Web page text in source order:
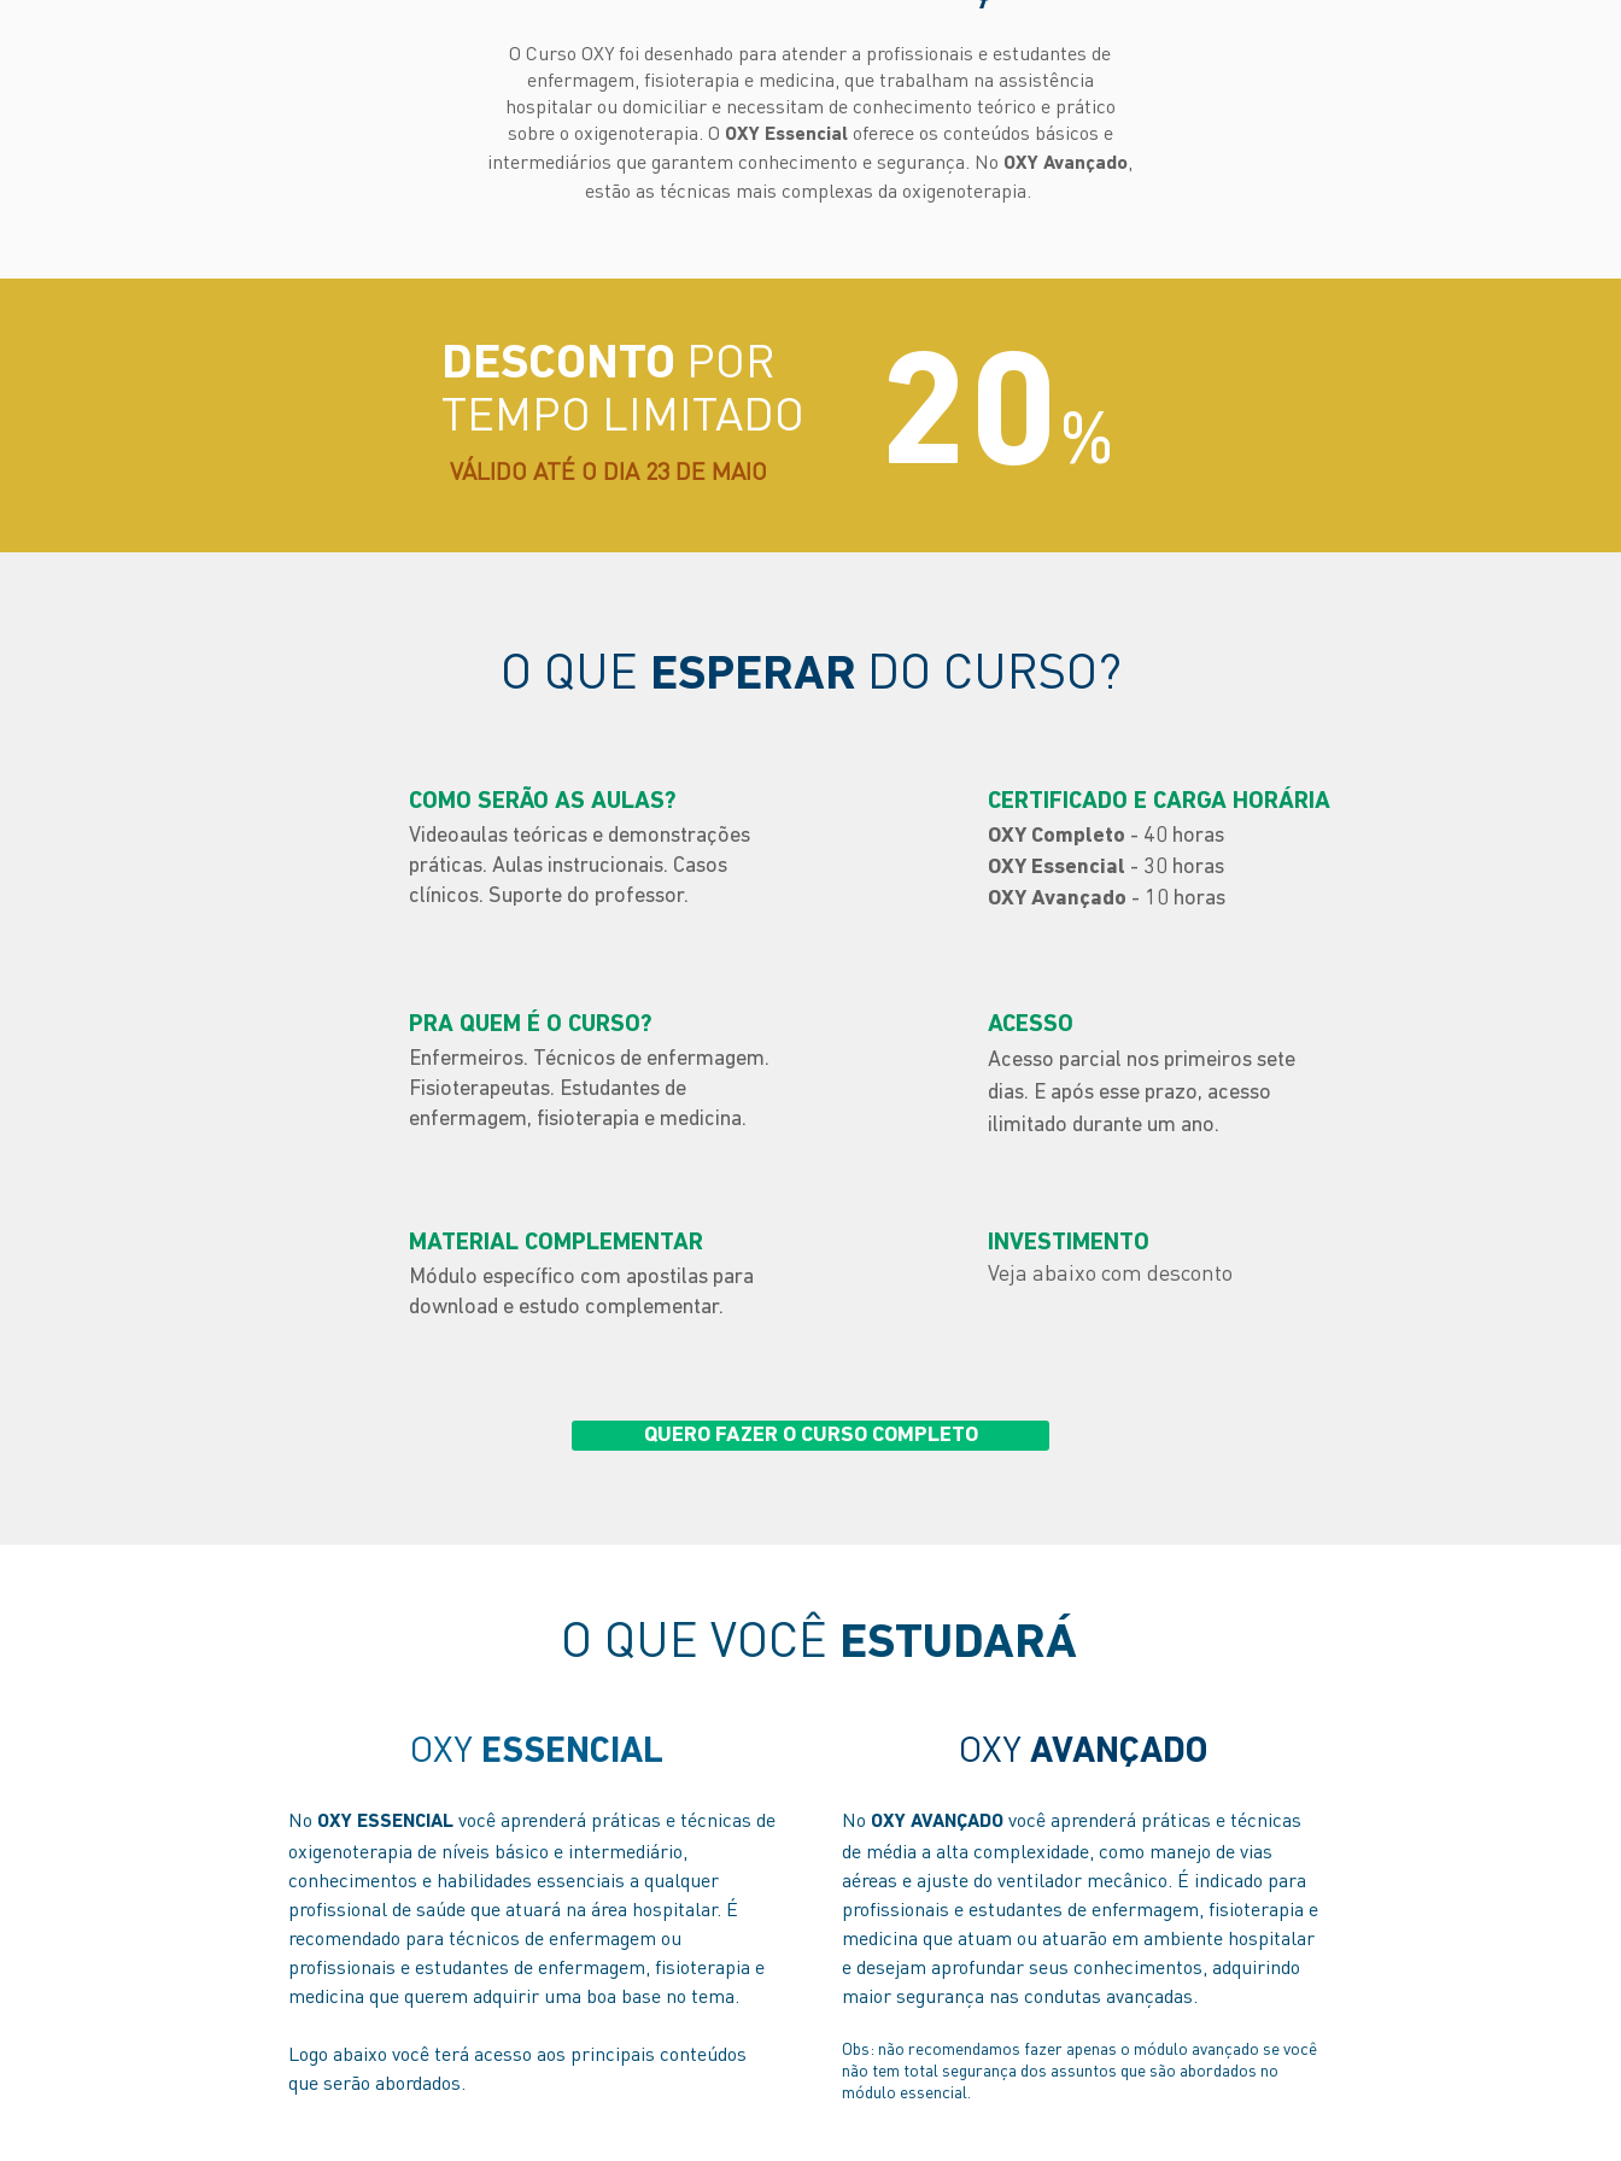
O Curso OXY foi desenhado para atender a profissionais e estudantes de
enfermagem, fisioterapia e medicina, que trabalham na assistência
hospitalar ou domiciliar e necessitam de conhecimento teórico e prático
sobre o oxigenoterapia. O OXY Essencial oferece os conteúdos básicos e
intermediários que garantem conhecimento e segurança. No OXY Avançado,
estão as técnicas mais complexas da oxigenoterapia.
DESCONTO POR
TEMPO LIMITADO
VÁLIDO ATÉ O DIA 23 DE MAIO 20 %
O QUE ESPERAR DO CURSO?
COMO SERÃO AS AULAS?
Videoaulas teóricas e demonstrações
práticas. Aulas instrucionais. Casos
clínicos. Suporte do professor.
CERTIFICADO E CARGA HORÁRIA
OXY Completo - 40 horas
OXY Essencial - 30 horas
OXY Avançado - 10 horas
PRA QUEM É O CURSO?
Enfermeiros. Técnicos de enfermagem.
Fisioterapeutas. Estudantes de
enfermagem, fisioterapia e medicina.
ACESSO
Acesso parcial nos primeiros sete
dias. E após esse prazo, acesso
ilimitado durante um ano.
MATERIAL COMPLEMENTAR
Módulo específico com apostilas para
download e estudo complementar.
INVESTIMENTO
Veja abaixo com desconto
QUERO FAZER O CURSO COMPLETO
O QUE VOCÊ ESTUDARÁ
OXY ESSENCIAL
No OXY ESSENCIAL você aprenderá práticas e técnicas de
oxigenoterapia de níveis básico e intermediário,
conhecimentos e habilidades essenciais a qualquer
profissional de saúde que atuará na área hospitalar. É
recomendado para técnicos de enfermagem ou
profissionais e estudantes de enfermagem, fisioterapia e
medicina que querem adquirir uma boa base no tema.
Logo abaixo você terá acesso aos principais conteúdos
que serão abordados.
OXY AVANÇADO
No OXY AVANÇADO você aprenderá práticas e técnicas
de média a alta complexidade, como manejo de vias
aéreas e ajuste do ventilador mecânico. É indicado para
profissionais e estudantes de enfermagem, fisioterapia e
medicina que atuam ou atuarão em ambiente hospitalar
e desejam aprofundar seus conhecimentos, adquirindo
maior segurança nas condutas avançadas.
​Obs: não recomendamos fazer apenas o módulo avançado se você
não tem total segurança dos assuntos que são abordados no
módulo essencial.